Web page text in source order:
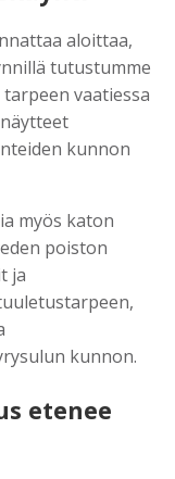
aloittaa,
tutustumme
vaatiessa
kunnon
myös katon
poiston
ja
kunnon.
etenee